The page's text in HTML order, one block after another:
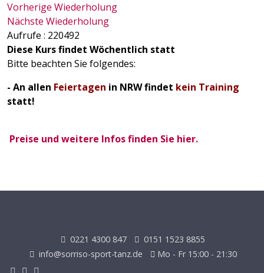
Vorherige Wiederholung
Nächste Wiederholung
Aufrufe : 220492
Diese Kurs findet Wöchentlich statt
Bitte beachten Sie folgendes:
- An allen Feiertagen in NRW findet kein Training
statt!
Preise und weitere Infos finden Sie hier.
0221 4300 847
0151 1523 8855
info@sorriso-sport-tanz.de
Mo - Fr 15:00 - 21:30